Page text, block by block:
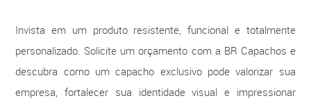
Invista em um produto resistente, funcional e totalmente
personalizado. Solicite um orçamento com a BR Capachos e
descubra como um capacho exclusivo pode valorizar sua
empresa, fortalecer sua identidade visual e impressionar